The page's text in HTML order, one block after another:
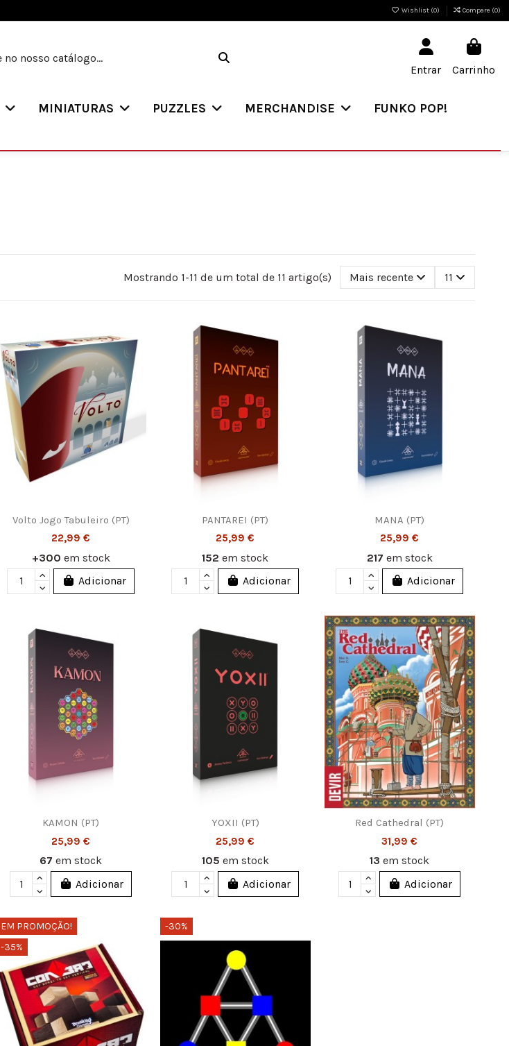
Wishlist (0) Compare (0)
Entrar Carrinho
MINIATURAS PUZZLES MERCHANDISE
FUNKO POP!
Mostrando 1-11 de um total de 11 artigo(s) Mais recente 11
Volto Jogo Tabuleiro (PT)
22,99 €
+300 em stock
Adicionar
PANTAREI (PT)
25,99 €
152em stock
Adicionar
MANA (PT)
25,99 €
217 em stock
Adicionar
KAMON (PT)
25,99 €
67em stock
Adicionar
YOXII (PT)
25,99 €
105 em stock
Adicionar
Red Cathedral (PT)
31,99 €
13em stock
Adicionar
EM PROMOÇÃO!
-35%
-30%